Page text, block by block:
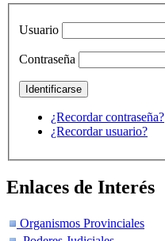
Usuario
Contraseña
¿Recordar contraseña?
¿Recordar usuario?
Enlaces de Interés
Organismos Provinciales